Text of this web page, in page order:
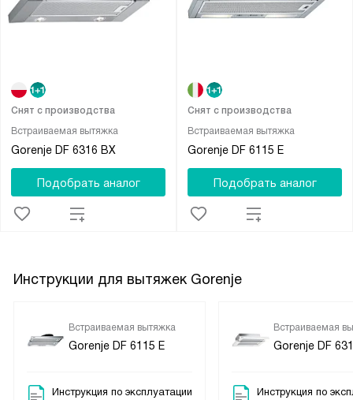
Встраиваемая вытяжка
Gorenje DF 6316 BX
Снят с производства
Подобрать аналог
Встраиваемая вытяжка
Gorenje DF 6115 E
Снят с производства
Подобрать аналог
Инструкции для вытяжек Gorenje
Встраиваемая вытяжка
Gorenje DF 6115 E
Инструкция по эксплуатации
Встраиваемая
Gorenje DF
Инструкция по